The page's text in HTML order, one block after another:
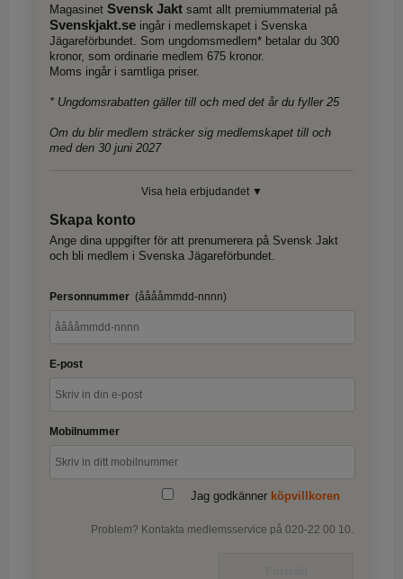
Magasinet Svensk Jakt samt allt premiummaterial på
Svenskjakt.se ingår i medlemskapet i Svenska
Jägareförbundet. Som ungdomsmedlem* betalar du 300
kronor, som ordinarie medlem 675 kronor.
Moms ingår i samtliga priser.
* Ungdomsrabatten gäller till och med det år du fyller 25
Om du blir medlem sträcker sig medlemskapet till och
med den 30 juni 2027
Visa hela erbjudandet ▼
Skapa konto
Ange dina uppgifter för att prenumerera på Svensk Jakt
och bli medlem i Svenska Jägareförbundet.
Personnummer (ååååmmdd-nnnn)
E-post
Mobilnummer
Jag godkänner köpvillkoren
Problem? Kontakta medlemsservice på 020-22 00 10.